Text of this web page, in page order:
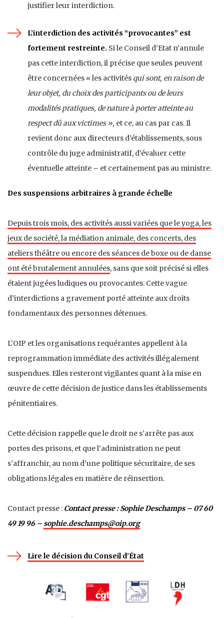
justifier leur interdiction.
L’interdiction des activités “provocantes” est
fortement restreinte. Si le Conseil d’Etat n’annule
pas cette interdiction, il précise que seules peuvent
être concernées « les activités qui sont, en raison de
leur objet, du choix des participants ou de leurs
modalités pratiques, de nature à porter atteinte au
respect dû aux victimes », et ce, au cas par cas. Il
revient donc aux directeurs d’établissements, sous
contrôle du juge administratif, d’évaluer cette
éventuelle atteinte – et certainement pas au ministre.
Des suspensions arbitraires à grande échelle
Depuis trois mois, des activités aussi variées que le yoga, les
jeux de société, la médiation animale, des concerts, des
ateliers théâtre ou encore des séances de boxe ou de danse
ont été brutalement annulées, sans que soit précisé si elles
étaient jugées ludiques ou provocantes. Cette vague
d’interdictions a gravement porté atteinte aux droits
fondamentaux des personnes détenues.
L’OIP et les organisations requérantes appellent à la
reprogrammation immédiate des activités illégalement
suspendues. Elles resteront vigilantes quant à la mise en
œuvre de cette décision de justice dans les établissements
pénitentiaires.
Cette décision rappelle que le droit ne s’arrête pas aux
portes des prisons, et que l’administration ne peut
s’affranchir, au nom d’une politique sécuritaire, de ses
obligations légales en matière de réinsertion.
Contact presse : Contact presse : Sophie Deschamps – 07 60
49 19 96 – sophie.deschamps@oip.org
Lire le décision du Conseil d’État